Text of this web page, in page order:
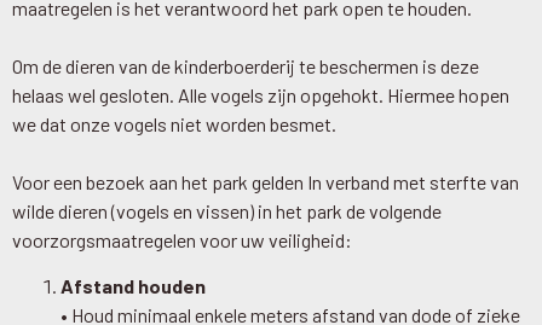
maatregelen is het verantwoord het park open te houden.
Om de dieren van de kinderboerderij te beschermen is deze
helaas wel gesloten. Alle vogels zijn opgehokt. Hiermee hopen
we dat onze vogels niet worden besmet.
Voor een bezoek aan het park gelden In verband met sterfte van
wilde dieren (vogels en vissen) in het park de volgende
voorzorgsmaatregelen voor uw veiligheid:
Afstand houden
• Houd minimaal enkele meters afstand van dode of zieke